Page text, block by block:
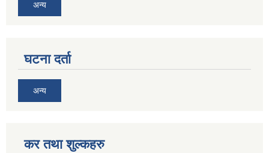
अन्य
घटना दर्ता
अन्य
कर तथा शुल्कहरु